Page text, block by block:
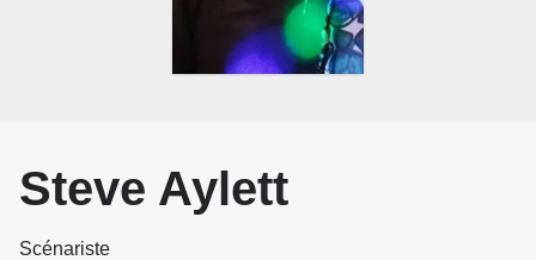
Steve Aylett
Scénariste